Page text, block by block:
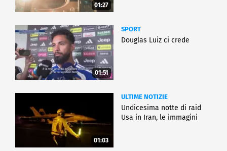
01:27
01:51
SPORT
Douglas Luiz ci crede
01:03
ULTIME NOTIZIE
Undicesima notte di raid
Usa in Iran, le immagini